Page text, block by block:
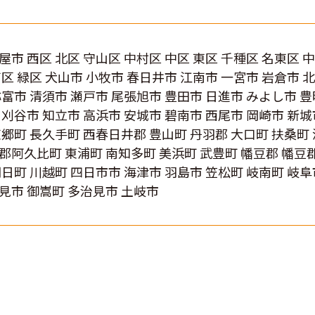
市 西区 北区 守山区 中村区 中区 東区 千種区 名東区
緑区 犬山市 小牧市 春日井市 江南市 一宮市 岩倉市
市 清須市 瀬戸市 尾張旭市 豊田市 日進市 みよし市
谷市 知立市 高浜市 安城市 碧南市 西尾市 岡崎市 新
町 長久手町 西春日井郡 豊山町 丹羽郡 大口町 扶桑
阿久比町 東浦町 南知多町 美浜町 武豊町 幡豆郡 幡豆
町 川越町 四日市市 海津市 羽島市 笠松町 岐南町 岐
市 御嵩町 多治見市 土岐市